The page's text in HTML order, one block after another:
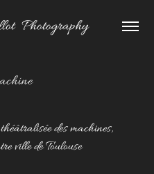
Photography
des machines,
ville de Toulouse